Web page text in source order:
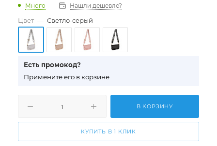
Много Нашли дешевле?
Цвет — Cветло-серый
Есть промокод?
Примените его в корзине
В КОРЗИНУ
КУПИТЬ В 1 КЛИК